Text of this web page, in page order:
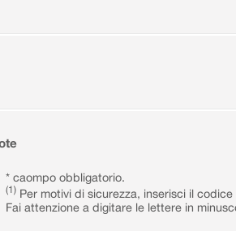
* caompo obbligatorio.
(1) Per motivi di sicurezza, inserisci il
Fai attenzione a digitare le lettere in